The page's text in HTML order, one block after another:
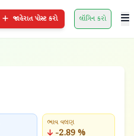
જાહેરાત પોસ્ટ કરો લૉગિન કરો
ભાવ વલણ
-2.89 %